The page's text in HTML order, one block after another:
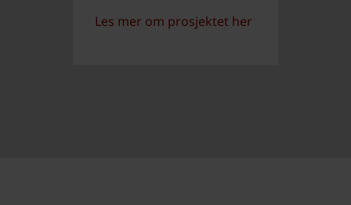
Les mer om prosjektet her